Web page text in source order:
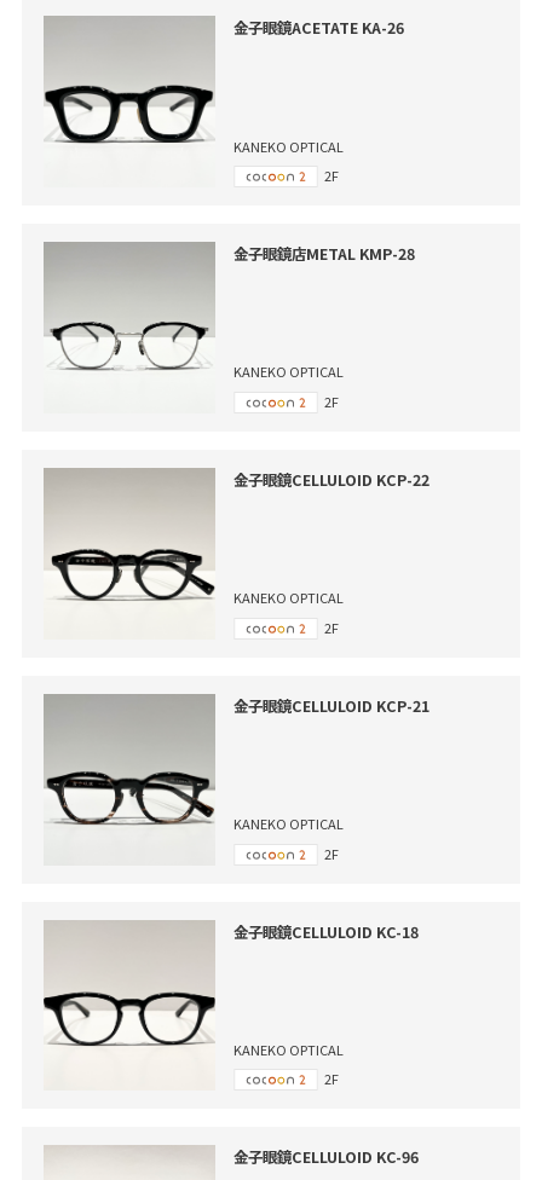
金子眼鏡ACETATE KA-26
KANEKO OPTICAL
2F
金子眼鏡店METAL KMP-28
KANEKO OPTICAL
2F
金子眼鏡CELLULOID KCP-22
KANEKO OPTICAL
2F
金子眼鏡CELLULOID KCP-21
KANEKO OPTICAL
2F
金子眼鏡CELLULOID KC-18
KANEKO OPTICAL
2F
金子眼鏡CELLULOID KC-96